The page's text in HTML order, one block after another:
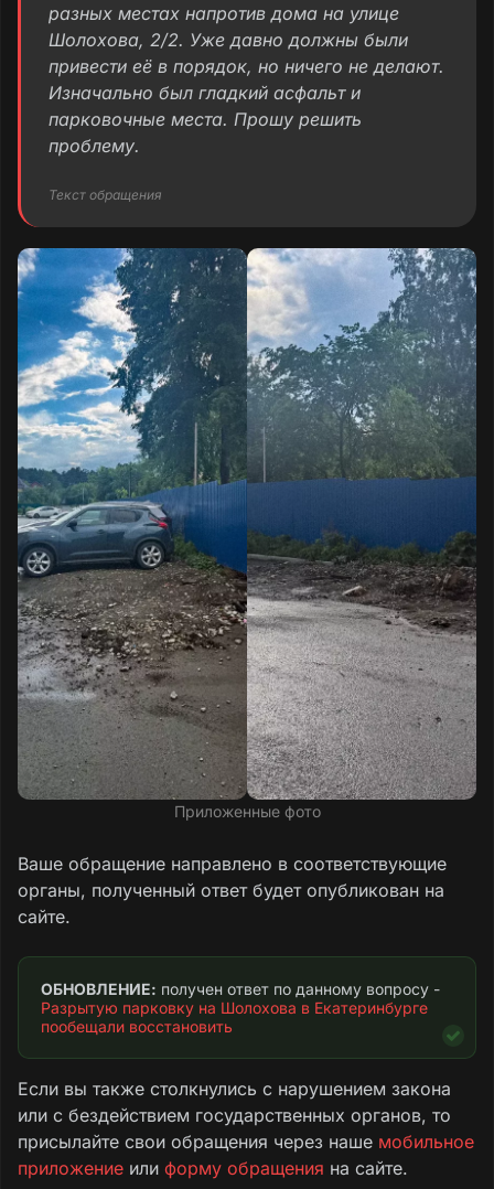
разных местах напротив дома на улице
Шолохова, 2/2. Уже давно должны были
привести её в порядок, но ничего не делают.
Изначально был гладкий асфальт и
парковочные места. Прошу решить
проблему.
Текст обращения
Приложенные фото
Ваше обращение направлено в соответствующие
органы, полученный ответ будет опубликован на
сайте.
ОБНОВЛЕНИЕ:
Разрытую парковку на Шолохова в Екатеринбурге
пообещали восстановить
Если вы также столкнулись с нарушением закона
или с бездействием государственных органов, то
присылайте свои обращения через наше мобильное
приложение или форму обращения на сайте.